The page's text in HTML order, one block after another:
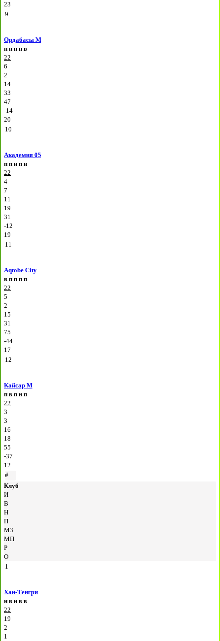
23
9
Ордабасы М
п п п п в
22
6
2
14
33
47
-14
20
10
Академия 05
п п н п н
22
4
7
11
19
31
-12
19
11
Aqtobe City
в п п п п
22
5
2
15
31
75
-44
17
12
Кайсар М
п в п н п
22
3
3
16
18
55
-37
12
#
Клуб
И
В
Н
П
МЗ
МП
Р
О
1
Хан-Тенгри
н в н в в
22
19
2
1